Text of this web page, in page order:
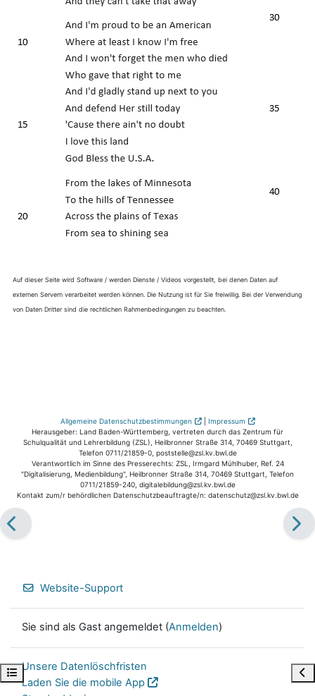
Kursindex öffnen
Auf dieser Seite wird Software / werden Dienste / Videos vorgestellt, bei denen Daten auf
externen Servern verarbeitet werden können. Die Nutzung ist für Sie freiwillig. Bei der Verwendung
von Daten Dritter sind die rechtlichen Rahmenbedingungen zu beachten.
Allgemeine Datenschutzbestimmungen | Impressum
Herausgeber: Land Baden-Württemberg, vertreten durch das Zentrum für
Schulqualität und Lehrerbildung (ZSL), Heilbronner Straße 314, 70469 Stuttgart,
Telefon 0711/21859-0, poststelle@zsl.kv.bwl.de
Verantwortlich im Sinne des Presserechts: ZSL, Irmgard Mühlhuber, Ref. 24
"Digitalisierung, Medienbildung", Heilbronner Straße 314, 70469 Stuttgart, Telefon
0711/21859-240, digitalebildung@zsl.kv.bwl.de
Kontakt zum/r behördlichen Datenschutzbeauftragte/n: datenschutz@zsl.kv.bwl.de
Website-Support
Sie sind als Gast angemeldet (Anmelden)
Unsere Datenlöschfristen
Laden Sie die mobile App